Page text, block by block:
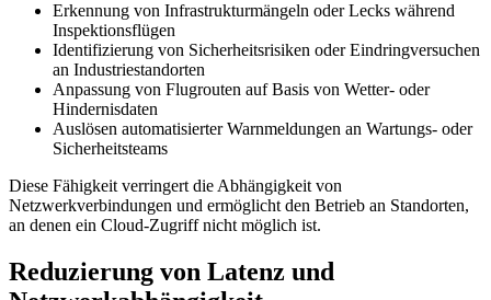
Erkennung von Infrastrukturmängeln oder Lecks während
Inspektionsflügen
Identifizierung von Sicherheitsrisiken oder Eindringversuchen
an Industriestandorten
Anpassung von Flugrouten auf Basis von Wetter- oder
Hindernisdaten
Auslösen automatisierter Warnmeldungen an Wartungs- oder
Sicherheitsteams
Diese Fähigkeit verringert die Abhängigkeit von
Netzwerkverbindungen und ermöglicht den Betrieb an Standorten,
an denen ein Cloud-Zugriff nicht möglich ist.
Reduzierung von Latenz und